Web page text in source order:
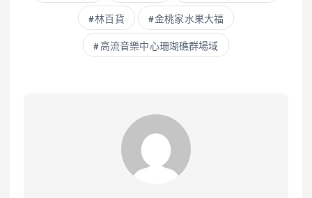
林百貨 金桃家水果大福
高流音樂中心珊瑚礁群場域